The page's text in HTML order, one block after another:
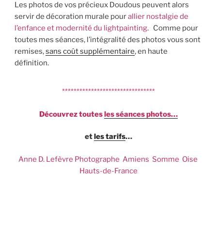
Les photos de vos précieux Doudous peuvent alors
servir de décoration murale pourallier nostalgie de
l’enfance et modernité du lightpainting. Comme pour
toutes mes séances, l’intégralité des photos vous sont
remises,sans coût supplémentaire, en haute
définition.
********************************
Découvrez toutesles séances photos…
etles tarifs…
Anne D. Lefèvre Photographe Amiens Somme Oise
Hauts-de-France